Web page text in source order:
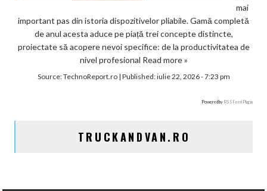
mai
important pas din istoria dispozitivelor pliabile. Gamă completă
de anul acesta aduce pe piață trei concepte distincte,
proiectate să acopere nevoi specifice: de la productivitatea de
nivel profesional Read more »
Source:TechnoReport.ro| Published:iulie 22, 2026 - 7:23 pm
Powered by RSS Feed Plugin
TRUCKANDVAN.RO